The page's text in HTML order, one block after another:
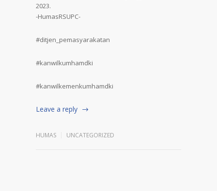
2023.
-HumasRSUPC-
#ditjen_pemasyarakatan
#kanwilkumhamdki
#kanwilkemenkumhamdki
Leave a reply
HUMAS UNCATEGORIZED